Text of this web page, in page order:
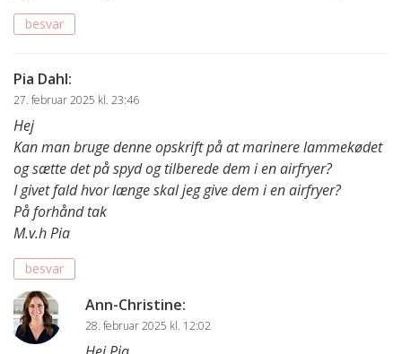
besvar
Pia Dahl:
27. februar 2025 kl. 23:46
Hej
Kan man bruge denne opskrift på at marinere lammekødet
og sætte det på spyd og tilberede dem i en airfryer?
I givet fald hvor længe skal jeg give dem i en airfryer?
På forhånd tak
M.v.h Pia
besvar
Ann-Christine:
28. februar 2025 kl. 12:02